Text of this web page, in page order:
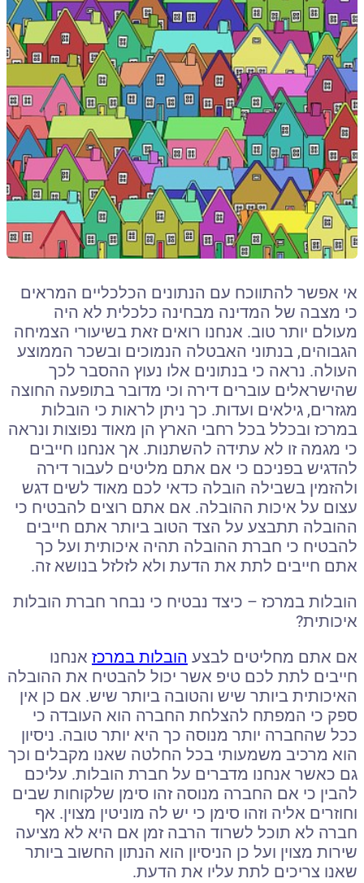
אי אפשר להתווכח עם הנתונים הכלכליים המראים
כי מצבה של המדינה מבחינה כלכלית לא היה
מעולם יותר טוב. אנחנו רואים זאת בשיעורי הצמיחה
הגבוהים, בנתוני האבטלה הנמוכים ובשכר הממוצע
העולה. נראה כי בנתונים אלו נעוץ ההסבר לכך
שהישראלים עוברים דירה וכי מדובר בתופעה החוצה
מגזרים, גילאים ועדות. כך ניתן לראות כי הובלות
במרכז ובכלל בכל רחבי הארץ הן מאוד נפוצות ונראה
כי מגמה זו לא עתידה להשתנות. אך אנחנו חייבים
להדגיש בפניכם כי אם אתם מליטים לעבור דירה
ולהזמין בשבילה הובלה כדאי לכם מאוד לשים דגש
עצום על איכות ההובלה. אם אתם רוצים להבטיח כי
ההובלה תתבצע על הצד הטוב ביותר אתם חייבים
להבטיח כי חברת ההובלה תהיה איכותית ועל כך
אתם חייבים לתת את הדעת ולא לזלזל בנושא זה.
הובלות במרכז – כיצד נבטיח כי נבחר חברת הובלות
איכותית?
אם אתם מחליטים לבצע הובלות במרכז אנחנו
חייבים לתת לכם טיפ אשר יכול להבטיח את ההובלה
האיכותית ביותר שיש והטובה ביותר שיש. אם כן אין
ספק כי המפתח להצלחת החברה הוא העובדה כי
ככל שהחברה יותר מנוסה כך היא יותר טובה. ניסיון
הוא מרכיב משמעותי בכל החלטה שאנו מקבלים וכך
גם כאשר אנחנו מדברים על חברת הובלות. עליכם
להבין כי אם החברה מנוסה זהו סימן שלקוחות שבים
וחוזרים אליה וזהו סימן כי יש לה מוניטין מצוין. אף
חברה לא תוכל לשרוד הרבה זמן אם היא לא מציעה
שירות מצוין ועל כן הניסיון הוא הנתון החשוב ביותר
שאנו צריכים לתת עליו את הדעת.